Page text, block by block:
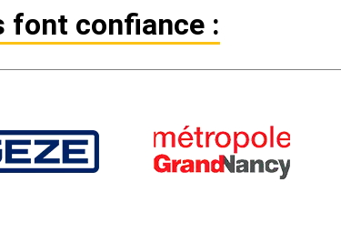
font confiance :